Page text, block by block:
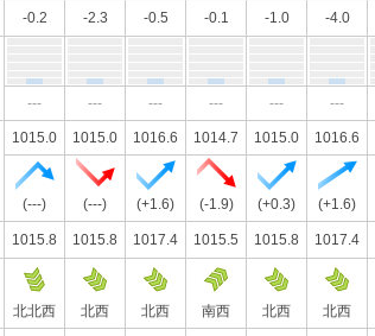
-0.2 -2.3 -0.5 -0.1 -1.0 -4.0
--- --- --- --- --- ---
1015.0 1015.0 1016.6 1014.7 1015.0 1016.6
(---) (---) (+1.6) (-1.9) (+0.3) (+1.6)
1015.8 1015.8 1017.4 1015.5 1015.8 1017.4
北北西 北西 北西 南西 北西 北西